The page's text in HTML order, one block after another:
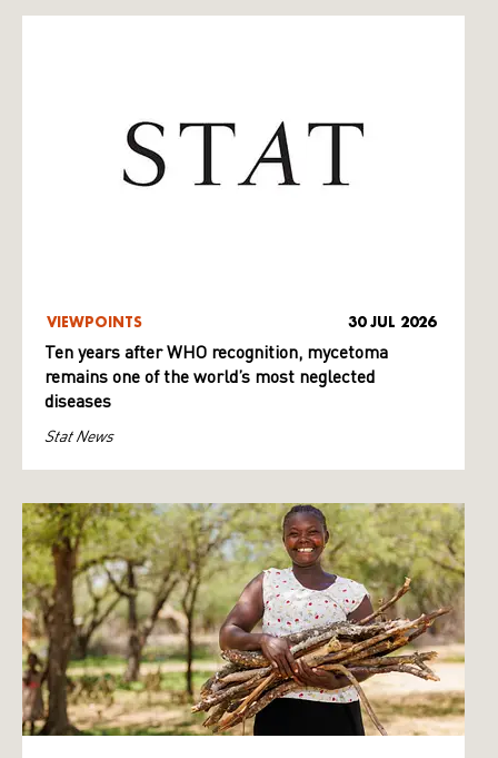
VIEWPOINTS 30 JUL 2026
Ten years after WHO recognition, mycetoma
remains one of the world’s most neglected
diseases
Stat News